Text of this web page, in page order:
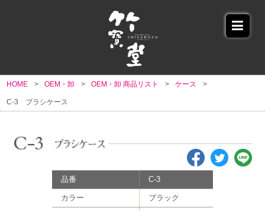
HOME OEM・卸 OEM・卸 商品リスト ケース
C-3 ブラシケース
C-3 ブラシケース
品番 C-3
カラー ブラック